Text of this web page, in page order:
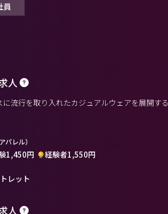
員
人
流行を取り入れたカジュアルウェアを展開する
パレル）
1,450円
経験者1,550円
レット
人